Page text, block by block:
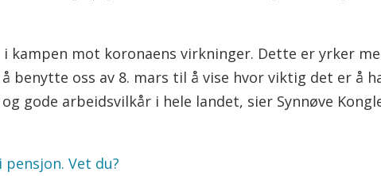
mot koronaens virkninger. Dette er yrker
benytte oss av 8. mars til å vise hvor viktig det er å
gode arbeidsvilkår i hele landet, sier Synnøve
Vet du?